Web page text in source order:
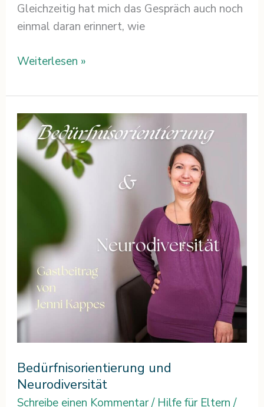
Gleichzeitig hat mich das Gespräch auch noch
einmal daran erinnert, wie
Weiterlesen »
Bedürfnisorientierung und
Neurodiversität
Schreibe einen Kommentar/ Hilfe für Eltern/
Bedürfnisorientierung
Neurodiversität